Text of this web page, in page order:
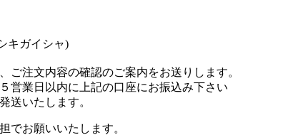
キガイシャ)
ご注文内容の確認のご案内をお送りします。
営業日以内に上記の口座にお振込み下さい
送いたします。
でお願いいたします。